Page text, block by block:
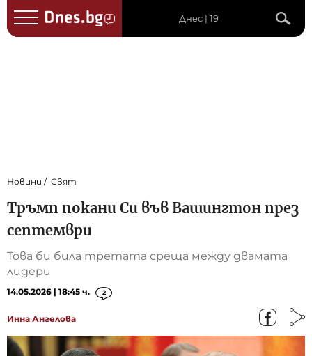
Днес | 19
Новини Свят
Тръмп покани Си във Вашингтон през
септември
Това би била третата среща между двамата
лидери
14.05.2026 | 18:45 ч. 2
Инна Ангелова